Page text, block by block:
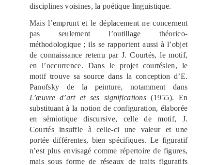
disciplines voisines, la poétique linguistique.
Mais l’emprunt et le déplacement ne concernent
pas seulement l’outillage théorico-
méthodologique ; ils se rapportent aussi à l’objet
de connaissance retenu par J. Courtés, le motif,
en l’occurrence. Dans le projet courtésien, le
motif trouve sa source dans la conception d’E.
Panofsky de la peinture, notamment dans
L’œuvre d’art et ses significations(1955). En
substituant à la notion de configuration, élaborée
en sémiotique discursive, celle de motif, J.
Courtés insuffle à celle-ci une valeur et une
portée différentes, bien spécifiques. Le figuratif
n’est plus envisagé comme répertoire de figures,
mais sous forme de réseaux de traits figuratifs